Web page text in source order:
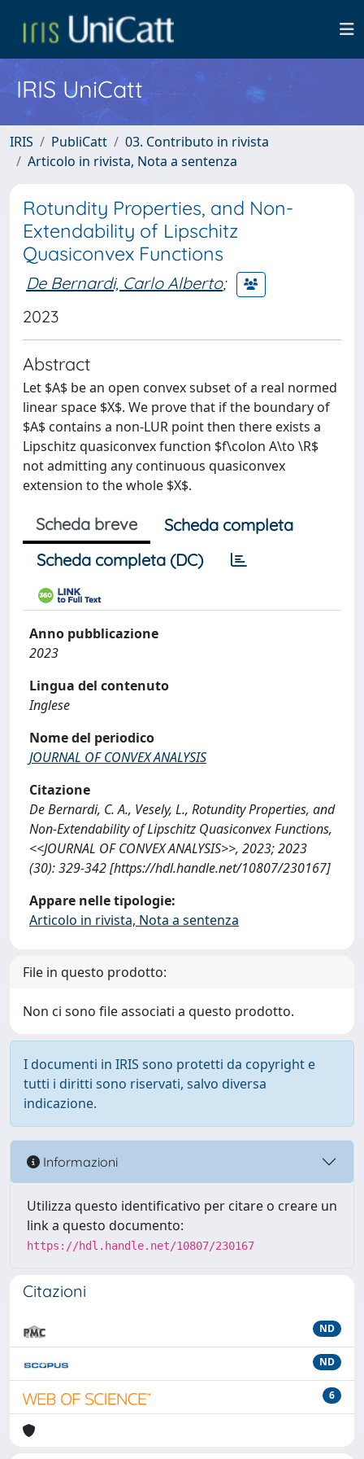
IRIS UniCatt
IRIS PubliCatt
03. Contributo in rivista
Articolo in rivista, Nota a sentenza
Rotundity Properties, and Non-
Extendability of Lipschitz
Quasiconvex Functions
De Bernardi, Carlo Alberto;
2023
Abstract
Let $A$ be an open convex subset of a real normed
linear space $X$. We prove that if the boundary of
$A$ contains a non-LUR point then there exists a
Lipschitz quasiconvex function $f\colon A\to \R$
not admitting any continuous quasiconvex
extension to the whole $X$.
Scheda breve
Scheda completa
Scheda completa (DC)
Anno pubblicazione
2023
Lingua del contenuto
Inglese
Nome del periodico
JOURNAL OF CONVEX ANALYSIS
Citazione
De Bernardi, C. A., Vesely, L., Rotundity Properties, and
Non-Extendability of Lipschitz Quasiconvex Functions,
<<JOURNAL OF CONVEX ANALYSIS>>, 2023; 2023
(30): 329-342 [https://hdl.handle.net/10807/230167]
Appare nelle tipologie:
Articolo in rivista, Nota a sentenza
File in questo prodotto:
Non ci sono file associati a questo prodotto.
I documenti in IRIS sono protetti da copyright e
tutti i diritti sono riservati, salvo diversa
indicazione.
Informazioni
Utilizza questo identificativo per citare o creare un
link a questo documento:
https://hdl.handle.net/10807/230167
Citazioni
ND
ND
6